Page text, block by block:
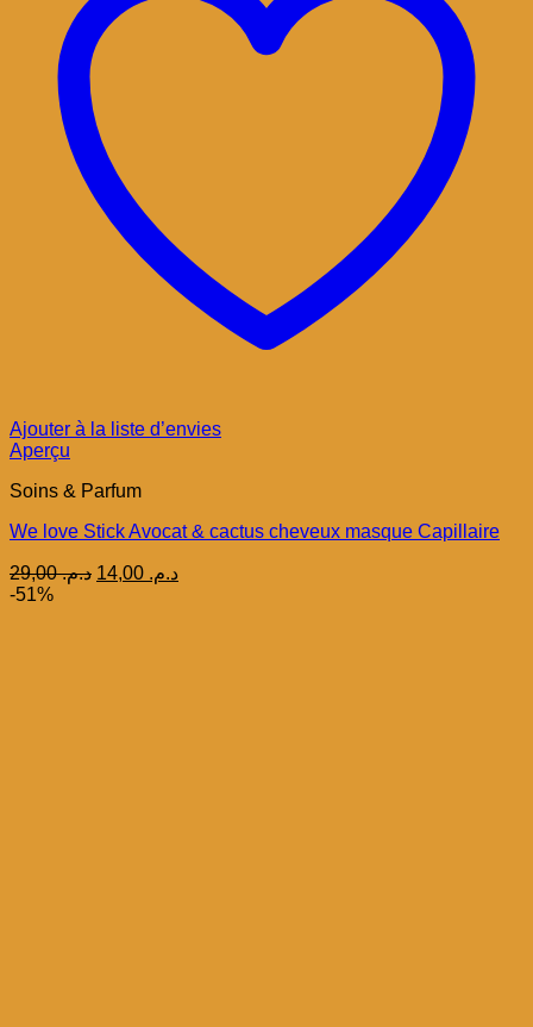
Ajouter à la liste d’envies
Aperçu
Soins & Parfum
We love Stick Avocat & cactus cheveux masque Capillaire
د.م.29,00
Le
د.م.Le
-51%